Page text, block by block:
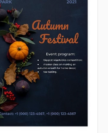
de ensayo
boda elegante en
gris.
Slides